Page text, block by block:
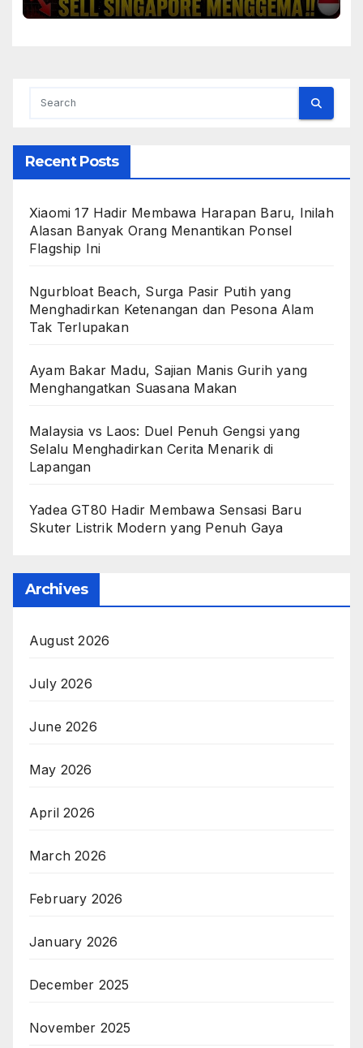
Recent Posts
Xiaomi 17 Hadir Membawa Harapan Baru, Inilah
Alasan Banyak Orang Menantikan Ponsel
Flagship Ini
Ngurbloat Beach, Surga Pasir Putih yang
Menghadirkan Ketenangan dan Pesona Alam
Tak Terlupakan
Ayam Bakar Madu, Sajian Manis Gurih yang
Menghangatkan Suasana Makan
Malaysia vs Laos: Duel Penuh Gengsi yang
Selalu Menghadirkan Cerita Menarik di
Lapangan
Yadea GT80 Hadir Membawa Sensasi Baru
Skuter Listrik Modern yang Penuh Gaya
Archives
August 2026
July 2026
June 2026
May 2026
April 2026
March 2026
February 2026
January 2026
December 2025
November 2025